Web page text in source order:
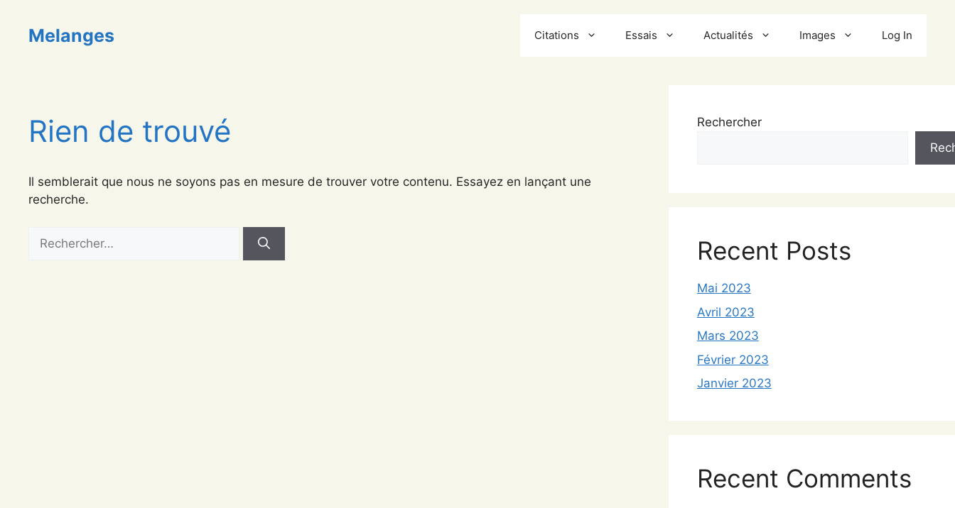
contenuMelanges Citations Essais Actualités Images Log In
Rien de trouvé
Il semblerait que nous ne soyons pas en mesure de trouver votre contenu. Essayez en lançant une
recherche.
Rechercher
Recent Posts
Mai 2023
Avril 2023
Mars 2023
Février 2023
Janvier 2023
Recent Comments